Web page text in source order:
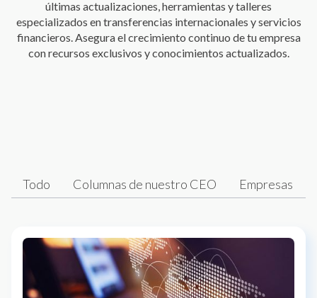
últimas actualizaciones, herramientas y talleres
especializados en transferencias internacionales y servicios
financieros. Asegura el crecimiento continuo de tu empresa
con recursos exclusivos y conocimientos actualizados.
Todo Columnas de nuestro CEO Empresas